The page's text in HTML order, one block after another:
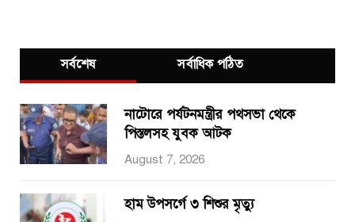
সর্বশেষ সর্বাধিক পঠিত
নাটোরে পর্যটনমন্ত্রীর পথসভা থেকে
পিস্তলসহ যুবক আটক
August 7, 2026
হাম উপসর্গে ৩ শিশুর মৃত্যু